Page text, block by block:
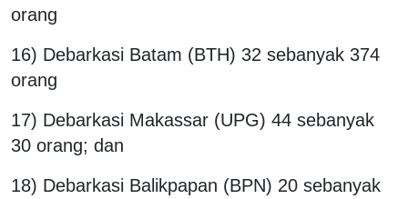
orang
16) Debarkasi Batam (BTH) 32 sebanyak 374
orang
17) Debarkasi Makassar (UPG) 44 sebanyak
30 orang; dan
18) Debarkasi Balikpapan (BPN) 20 sebanyak